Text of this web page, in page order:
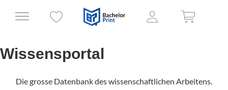
Wissensportal
Die grosse Datenbank des wissenschaftlichen Arbeitens.